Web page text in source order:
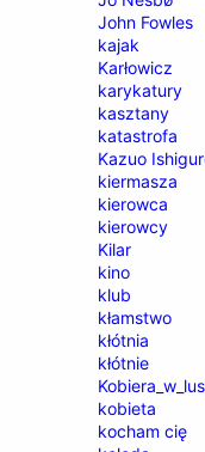
John Fowles
kajak
Karłowicz
karykatury
kasztany
katastrofa
Kazuo
kiermasza
kierowca
kierowcy
Kilar
kino
klub
kłamstwo
kłótnia
kłótnie
kobieta
kocham cię